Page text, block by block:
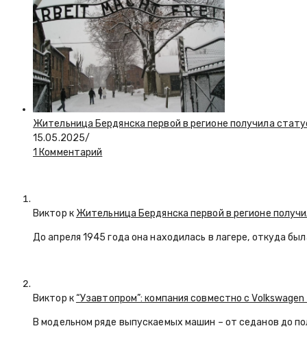
Жительница Бердянска первой в регионе получила
15.05.2025/
1 Комментарий
Виктор к Жительница Бердянска первой в регионе
До апреля 1945 года она находилась в лагере, откуда
Виктор к“Узавтопром”: компания совместно с
В модельном ряде выпускаемых машин – от седанов до